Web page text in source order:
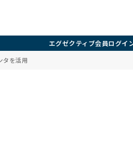
エグゼクティブ会員ログイ
タを活用